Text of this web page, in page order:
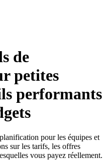
de
petites
performants
pour les équipes et
sur les tarifs, les offres
vous payez réellement.